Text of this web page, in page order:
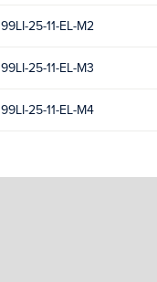
99LI-25-11-EL-M2
99LI-25-11-EL-M3
99LI-25-11-EL-M4